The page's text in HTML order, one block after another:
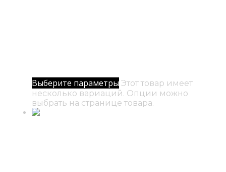
Выберите параметры Этот товар имеет
несколько вариаций. Опции можно
выбрать на странице товара.